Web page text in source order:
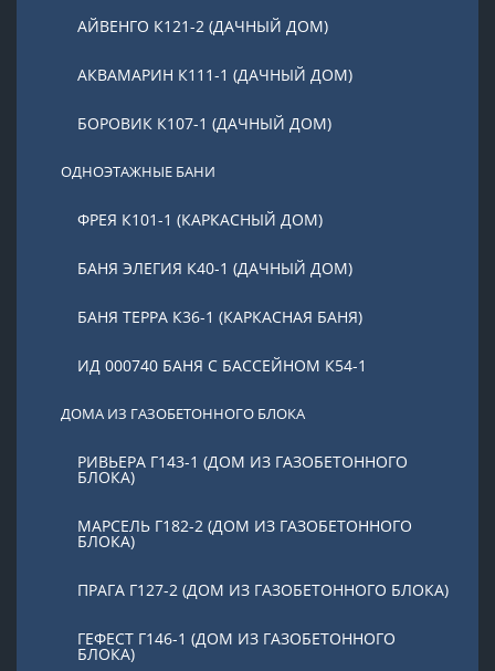
АЙВЕНГО К121-2 (ДАЧНЫЙ ДОМ)
АКВАМАРИН К111-1 (ДАЧНЫЙ ДОМ)
БОРОВИК К107-1 (ДАЧНЫЙ ДОМ)
ОДНОЭТАЖНЫЕ БАНИ
ФРЕЯ К101-1 (КАРКАСНЫЙ ДОМ)
БАНЯ ЭЛЕГИЯ К40-1 (ДАЧНЫЙ ДОМ)
БАНЯ ТЕРРА К36-1 (КАРКАСНАЯ БАНЯ)
ИД 000740 БАНЯ С БАССЕЙНОМ К54-1
ДОМА ИЗ ГАЗОБЕТОННОГО БЛОКА
РИВЬЕРА Г143-1 (ДОМ ИЗ ГАЗОБЕТОННОГО
БЛОКА)
МАРСЕЛЬ Г182-2 (ДОМ ИЗ ГАЗОБЕТОННОГО
БЛОКА)
ПРАГА Г127-2 (ДОМ ИЗ ГАЗОБЕТОННОГО БЛОКА)
ГЕФЕСТ Г146-1 (ДОМ ИЗ ГАЗОБЕТОННОГО
БЛОКА)